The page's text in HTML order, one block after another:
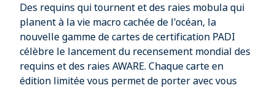
Des requins qui tournent et des raies mobula qui
planent à la vie macro cachée de l'océan, la
nouvelle gamme de cartes de certification PADI
célèbre le lancement du recensement mondial des
requins et des raies AWARE. Chaque carte en
édition limitée vous permet de porter avec vous